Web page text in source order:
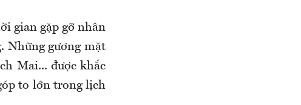
gian gặp gỡ nhân
Những gương mặt
Mai... được khắc
to lớn trong lịch